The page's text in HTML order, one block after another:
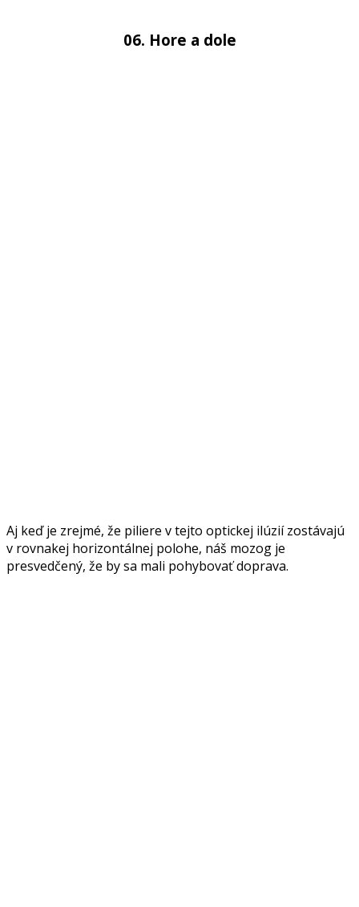
06. Hore a dole
Aj keď je zrejmé, že piliere v tejto optickej ilúzií zostávajú
v rovnakej horizontálnej polohe, náš mozog je
presvedčený, že by sa mali pohybovať doprava.